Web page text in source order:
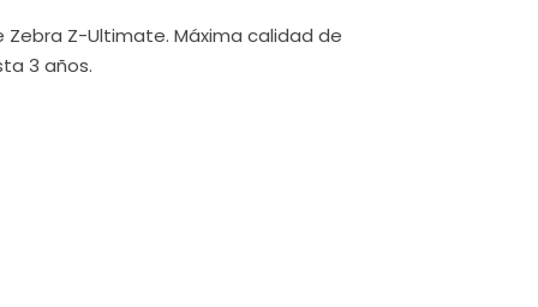
Zebra Z-Ultimate. Máxima calidad de
3 años.